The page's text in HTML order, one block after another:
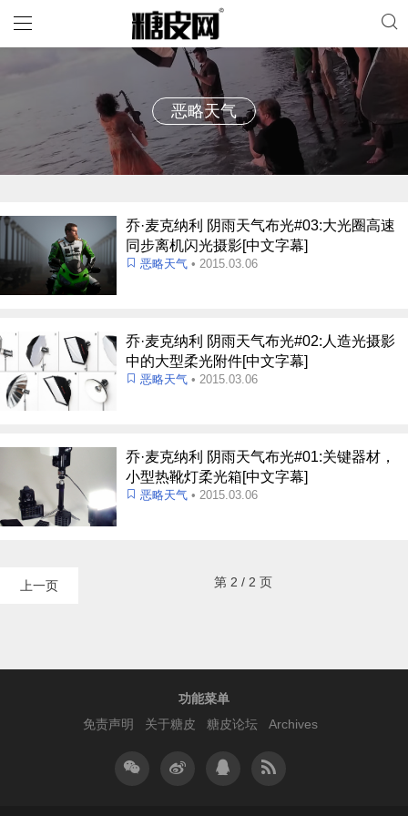
恶略天气
乔·麦克纳利 阴雨天气布光#03:大光圈高速
同步离机闪光摄影[中文字幕]
恶略天气 • 2015.03.06
乔·麦克纳利 阴雨天气布光#02:人造光摄影
中的大型柔光附件[中文字幕]
恶略天气 • 2015.03.06
乔·麦克纳利 阴雨天气布光#01:关键器材，
小型热靴灯柔光箱[中文字幕]
恶略天气 • 2015.03.06
上一页 第 2 / 2 页
功能菜单
免责声明
关于糖皮 糖皮论坛 Archives